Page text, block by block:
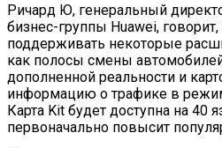
Ричард Ю, генеральный
бизнес-группы Huawei,
поддерживать некоторые
как полосы смены
дополненной реальности и
информацию о трафике в
Карта Kit будет доступна на 40
первоначально повысит